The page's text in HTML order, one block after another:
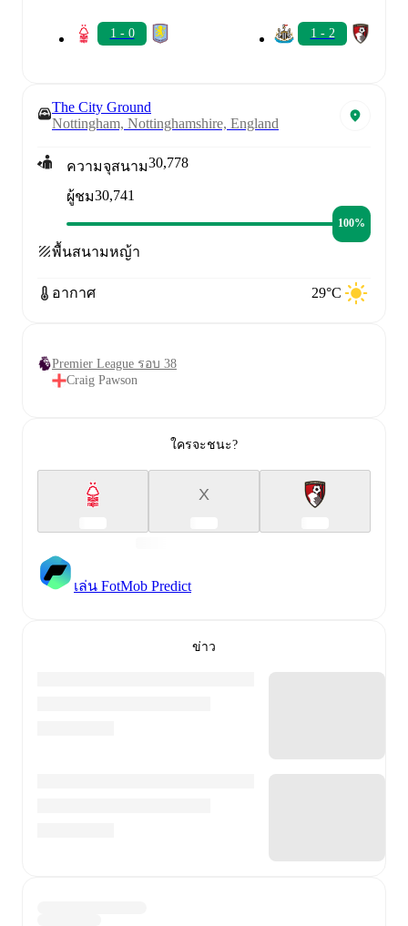
1 - 0 1 - 2
The City Ground
Nottingham, Nottinghamshire, England
ความจุสนาม30,778
ผู้ชม30,741
100%
พื้นสนามหญ้า
อากาศ 29°C
Premier League รอบ 38
Craig Pawson
ใครจะชนะ?
X
เล่น FotMob Predict
ข่าว